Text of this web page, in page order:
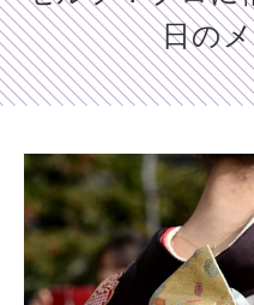
Plan
プラン
Shop list
Pick up
ピックアップ店舗
Blog
日の